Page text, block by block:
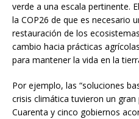
verde a una escala pertinente.
la COP26 de que es necesario
restauración de los
cambio hacia prácticas
para mantener la vida en la
Por ejemplo, las “soluciones
crisis climática tuvieron un
Cuarenta y cinco gobiernos